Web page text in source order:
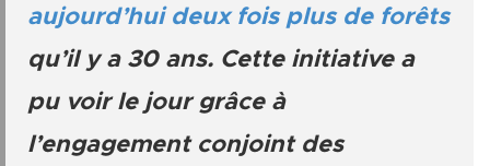
aujourd’hui deux fois plus de forêts
qu’il y a 30 ans. Cette initiative a
pu voir le jour grâce à
l’engagement conjoint des